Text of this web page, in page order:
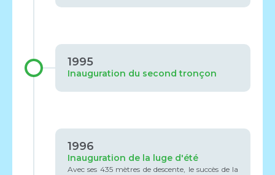
1995
Inauguration du second tronçon
1996
Inauguration de la luge d'été
Avec ses 435 mètres de descente, le succès de la